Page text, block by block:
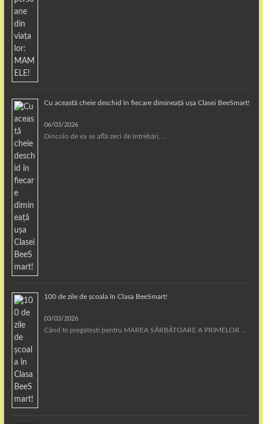
Cu această cheie deschid în fiecare dimineață ușa Clasei BeeSmart!
06/03/2026
Dincolo de ea se află zeci de întrebări, …
100 de zile de școala în Clasa BeeSmart!
03/03/2026
Când te pregătești pentru MAREA SĂRBĂTOARE A PRIMELOR …